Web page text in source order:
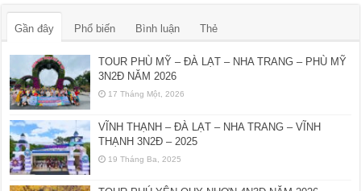
Gần đây Phổ biến Bình luận Thẻ
TOUR PHÙ MỸ – ĐÀ LẠT – NHA TRANG – PHÙ MỸ
3N2Đ NĂM 2026
17 Tháng Một, 2026
VĨNH THẠNH – ĐÀ LẠT – NHA TRANG – VĨNH
THẠNH 3N2Đ – 2025
19 Tháng Ba, 2025